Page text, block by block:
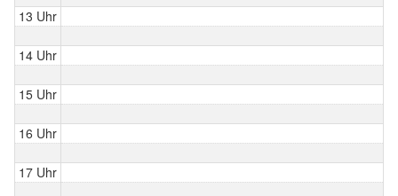
13 Uhr
14 Uhr
15 Uhr
16 Uhr
17 Uhr